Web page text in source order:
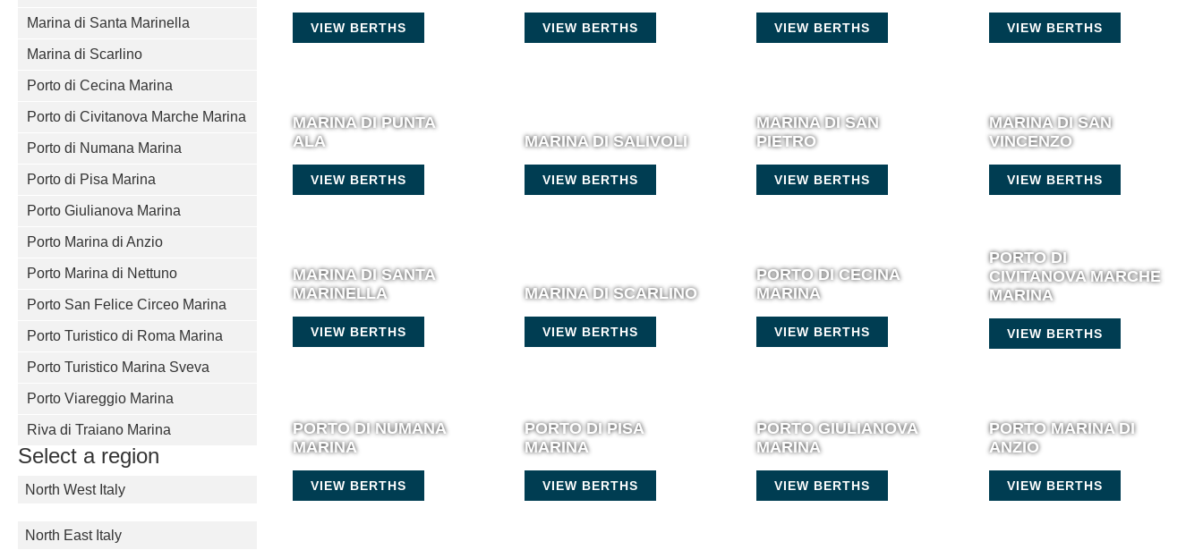
Marina di Santa Marinella
Marina di Scarlino
Porto di Cecina Marina
Porto di Civitanova Marche Marina
Porto di Numana Marina
Porto di Pisa Marina
Porto Giulianova Marina
Porto Marina di Anzio
Porto Marina di Nettuno
Porto San Felice Circeo Marina
Porto Turistico di Roma Marina
Porto Turistico Marina Sveva
Porto Viareggio Marina
Riva di Traiano Marina
Select a region
North West Italy
North East Italy
VIEW BERTHS VIEW BERTHS VIEW BERTHS VIEW BERTHS
MARINA DI PUNTA
ALA
VIEW BERTHS
MARINA DI SALIVOLI
VIEW BERTHS
MARINA DI SAN
PIETRO
VIEW BERTHS
MARINA DI SAN
VINCENZO
VIEW BERTHS
MARINA DI SANTA
MARINELLA
VIEW BERTHS
MARINA DI SCARLINO
VIEW BERTHS
PORTO DI CECINA
MARINA
VIEW BERTHS
PORTO DI
CIVITANOVA MARCHE
MARINA
VIEW BERTHS
PORTO DI NUMANA
MARINA
VIEW BERTHS
PORTO DI PISA
MARINA
VIEW BERTHS
PORTO GIULIANOVA
MARINA
VIEW BERTHS
PORTO MARINA DI
ANZIO
VIEW BERTHS